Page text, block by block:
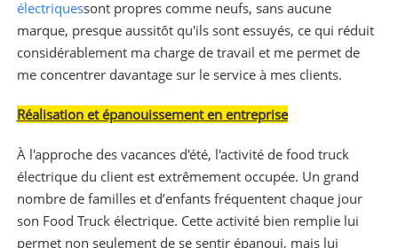
électriquessont propres comme neufs, sans aucune
marque, presque aussitôt qu'ils sont essuyés, ce qui réduit
considérablement ma charge de travail et me permet de
me concentrer davantage sur le service à mes clients.
Réalisation et épanouissement en entreprise
À l'approche des vacances d'été, l'activité de food truck
électrique du client est extrêmement occupée. Un grand
nombre de familles et d’enfants fréquentent chaque jour
son Food Truck électrique. Cette activité bien remplie lui
permet non seulement de se sentir épanoui, mais lui